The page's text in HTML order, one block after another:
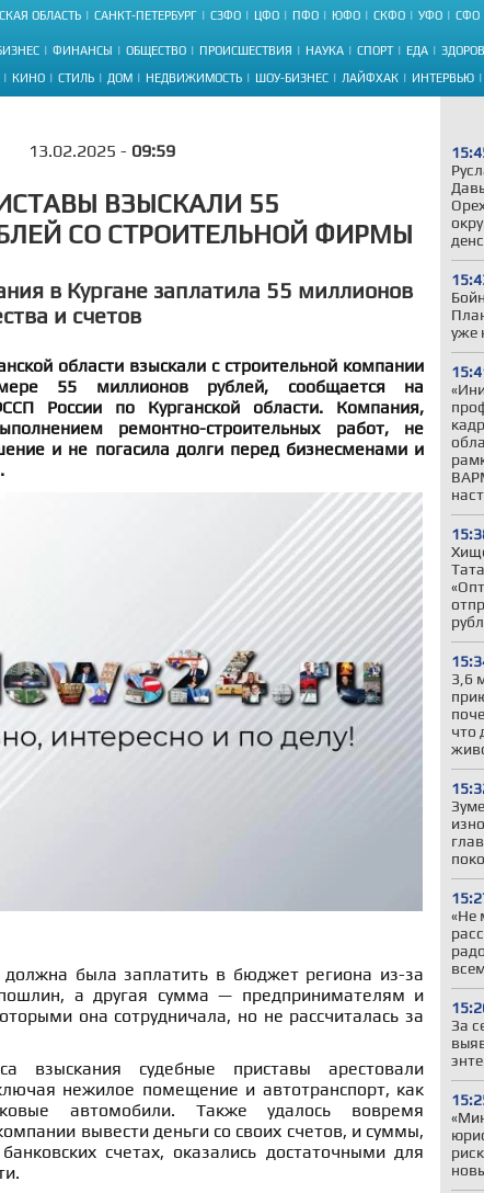
ОБЛАСТЬ САНКТ-ПЕТЕРБУРГ СЗФО ЦФО ПФО ЮФО СКФО УФО СФО
ФИНАНСЫ ОБЩЕСТВО ПРОИСШЕСТВИЯ НАУКА СПОРТ ЕДА
КИНО СТИЛЬ ДОМ НЕДВИЖИМОСТЬ ШОУ-БИЗНЕС ЛАЙФХАК ИНТЕРВЬЮ
уже
3,6
что
«Не
За
13.02.2025 - 09:59
ВЗЫСКАЛИ 55
СО СТРОИТЕЛЬНОЙ ФИРМЫ
в Кургане заплатила 55 миллионов
и счетов
области взыскали с строительной компании
55 миллионов рублей, сообщается на
России по Курганской области. Компания,
ремонтно-строительных работ, не
и не погасила долги перед бизнесменами и
должна была заплатить в бюджет региона из-за
а другая сумма — предпринимателям и
она сотрудничала, но не рассчиталась за
взыскания судебные приставы арестовали
нежилое помещение и автотранспорт, как
автомобили. Также удалось вовремя
вывести деньги со своих счетов, и суммы,
счетах, оказались достаточными для